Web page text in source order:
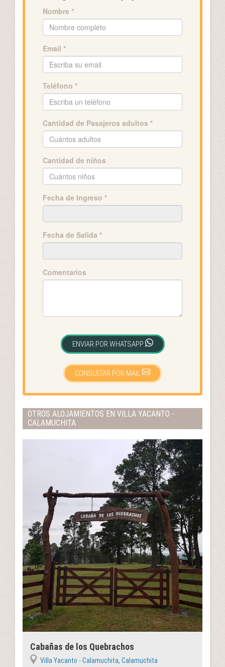
Nombre *
Email *
Teléfono *
Cantidad de Pasajeros adultos *
Cantidad de niños
Fecha de Ingreso *
Fecha de Salida *
Comentarios
ENVIAR POR WHATSAPP
CONSULTAR POR MAIL
OTROS ALOJAMIENTOS EN VILLA YACANTO -
CALAMUCHITA
Cabañas de los Quebrachos
Villa Yacanto - Calamuchita, Calamuchita